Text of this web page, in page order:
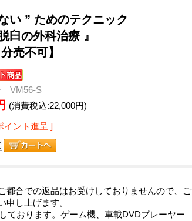
い ” ためのテクニック
臼の外科治療 』
売不可】
VM56-S
(消費税込:22,000円)
イント進呈 ]
合での返品はお受けしておりませんので、ご
申し上げます。
ております。ゲーム機、車載DVDプレーヤー